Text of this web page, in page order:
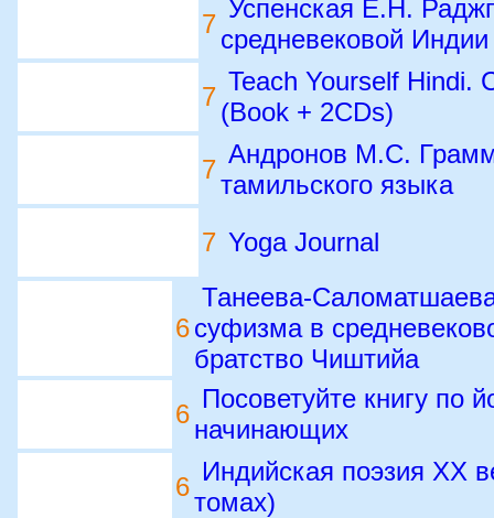
7
Успенская Е.Н.
средневековой Индии
7
Teach Yourself Hindi.
(Book + 2CDs)
7
Андронов М.С.
тамильского языка
7 Yoga Journal
6
Танеева-
суфизма в
братство Чиштийа
6
Посоветуйте книгу по
начинающих
6
Индийская поэзия XX
томах)